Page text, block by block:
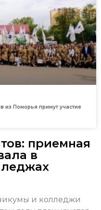
из Поморья примут участие
приемная
в
и колледжи